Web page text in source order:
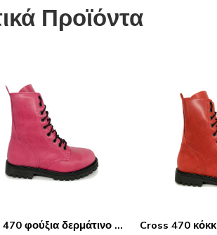
Προϊόντα
Cross 470 φούξια δερμάτινο αρβυλάκι